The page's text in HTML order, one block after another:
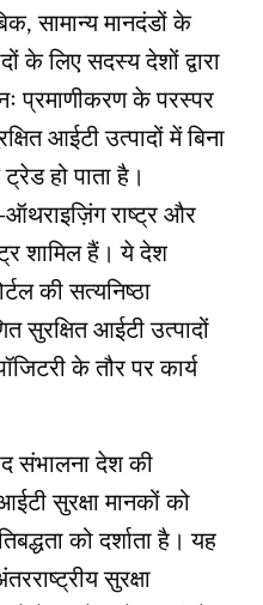
सामान्य मानदंडों के
के लिए सदस्य देशों द्वारा
प्रमाणीकरण के परस्पर
आईटी उत्पादों में बिना
हो पाता है।
राष्ट्र और
शामिल हैं। ये देश
की सत्यनिष्ठा
सुरक्षित आईटी उत्पादों
के तौर पर कार्य
संभालना देश की
सुरक्षा मानकों को
को दर्शाता है। यह
सुरक्षा